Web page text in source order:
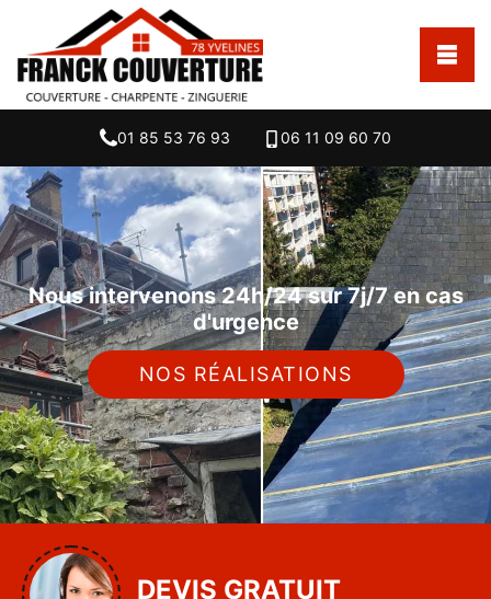
01 85 53 76 93 06 11 09 60 70
Nous intervenons 24h/24 sur 7j/7 en cas
d'urgence
NOS RÉALISATIONS
DEVIS GRATUIT